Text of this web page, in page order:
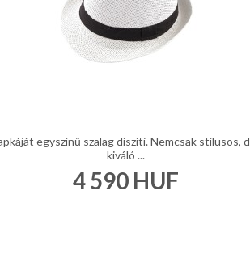
egyszínű szalag díszíti. Nemcsak stílusos,
kiváló ...
4 590 HUF